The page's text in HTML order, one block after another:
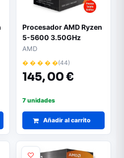
Procesador AMD Ryzen
5-5600 3.50GHz
AMD
� � � � �(44)
145,00 €
7 unidades
Añadir al carrito